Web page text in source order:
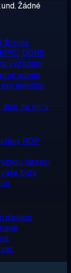
Žádné
$/měs
DDR5
vyžádání
admin
jednoho
disk na míru
RDP
latencí
boty
diskem